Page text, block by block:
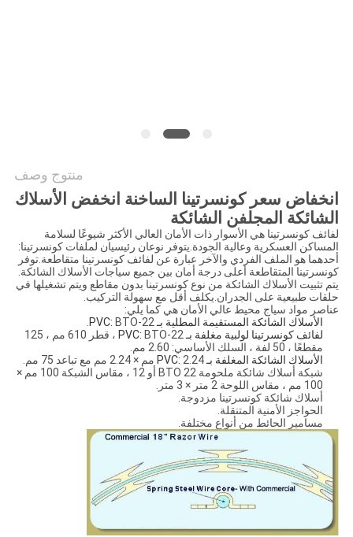
منتوج وصف
انخفاض سعر كونسرتينا الساخنة انخفض الأسلاك
الشائكة المجلفن الشائكة
لفائف كونسرتينا هي الأسوار ذات الأمان العالي الأكثر شيوعًا لسلامة
المساكن العسكرية وعالية الجودة.يتوفر نوعان رئيسيان لملفات كونسرتينا:
أحدهما هو الملف الفردي والآخر عبارة عن لفائف كونسرتينا متقاطعة.توفر
كونسرتينا المتقاطعة أعلى درجة أمان بين جميع سياجات الأسلاك الشائكة.
يتم تثبيت الأسلاك الشائكة من نوع كونسرتينا بدون مقاطع ويتم تشغيلها في
حلقات طبيعية على الجدران.يكلف أقل مع سهولة التركيب.
عناصر مواد سياج محيط عالي الأمان هي كما يلي:
الأسلاك الشائكة المستقيمة المطلية بـ PVC:BTO-22.
لفائف كونسرتينا لولبية مغلفة بـ PVC:
BTO-22 ، قطر 610 مم ، 125
مقطعًا ، 50 لفة ، السلك الأساسي: 2.60 مم.
الأسلاك الشائكة المغلفة بـ PVC:2.24 مم × 2.24 مم مع تباعد 75 مم.
شبكة أسلاك شائكة ملحومة BTO 22 أو 12 ، مقاس الشبكة 100 مم ×
100 مم ، مقاس اللوحة 2 متر × 3 متر.
أسلاك شائكة كونسرتينا مزدوجة.
الحواجز الأمنية المتنقلة.
مسامير الحائط من أنواع مختلفة.